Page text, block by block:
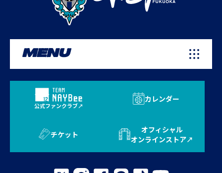
MENU
公式ファンクラブ
カレンダー
チケット
オフィシャル
オンラインストア